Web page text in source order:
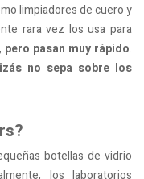
limpiadores de cuero y
rara vez los usa para
pasan muy rápido.
no sepa sobre los
botellas de vidrio
los laboratorios